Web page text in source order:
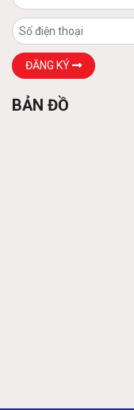
ĐĂNG KÝ
BẢN ĐỒ